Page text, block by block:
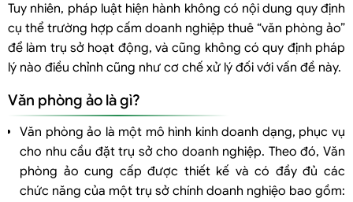
Tuy nhiên, pháp luật hiện hành không có nội dung quy định
cụ thể trường hợp cấm doanh nghiệp thuê “văn phòng ảo”
để làm trụ sở hoạt động, và cũng không có quy định pháp
lý nào điều chỉnh cũng như cơ chế xử lý đối với vấn đề này.
Văn phòng ảo là gì?
Văn phòng ảo là một mô hình kinh doanh dạng, phục vụ
cho nhu cầu đặt trụ sở cho doanh nghiệp. Theo đó, Văn
phòng ảo cung cấp được thiết kế và có đầy đủ các
chức năng của một trụ sở chính doanh nghiệo bao gồm: